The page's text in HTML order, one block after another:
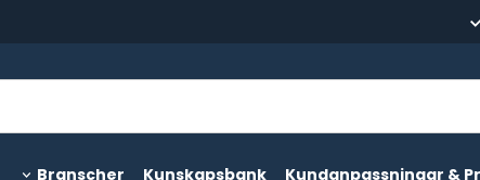
Branscher Kunskapsbank Kundanpassningar &